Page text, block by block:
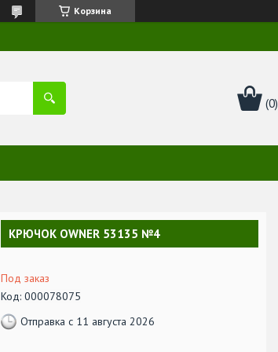
Корзина
КРЮЧОК OWNER 53135 №4
Под заказ
Код: 000078075
Отправка с 11 августа 2026